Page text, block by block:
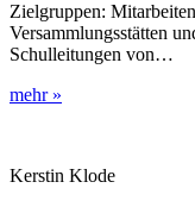
Zielgruppen:
Versammlungsstätten
Schulleitungen von…
mehr »
Kerstin Klode